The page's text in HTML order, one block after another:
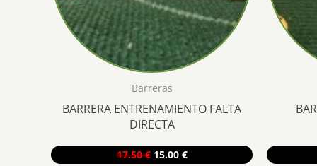
Barreras
BARRERA ENTRENAMIENTO FALTA
DIRECTA
17.50€ El
15.00 €El